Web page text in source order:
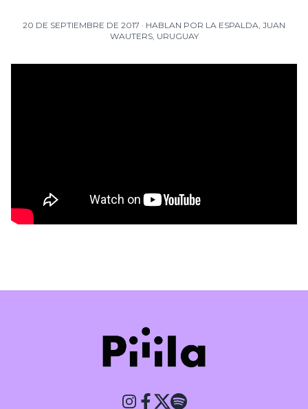
20 DE SEPTIEMBRE DE 2017 · HABLAN POR LA ESPALDA JUAN
WAUTERS, URUGUAY